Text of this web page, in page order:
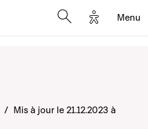
Options
Menu
/ Mis à jour le 21.12.2023 à